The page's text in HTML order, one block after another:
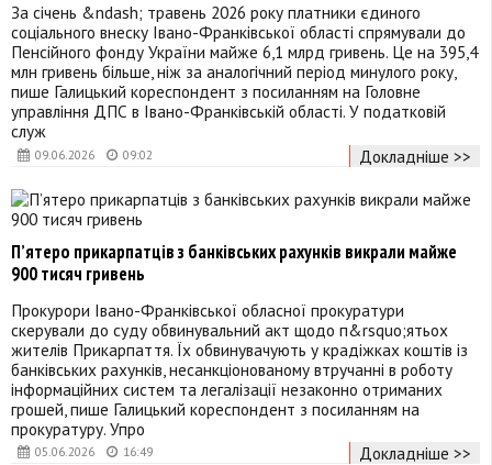
09.06.2026 09:02
За січень &ndash; травень 2026 року платники єдиного
соціального внеску Івано-Франківської області спрямували до
Пенсійного фонду України майже 6,1 млрд гривень. Це на 395,4
млн гривень більше, ніж за аналогічний період минулого року,
пише Галицький кореспондент з посиланням на Головне
управління ДПС в Івано-Франківській області. У податковій
служ
Докладніше >>
05.06.2026 16:49
П’ятеро прикарпатців з банківських рахунків викрали майже
900 тисяч гривень
Прокурори Івано-Франківської обласної прокуратури
скерували до суду обвинувальний акт щодо п&rsquo;ятьох
жителів Прикарпаття. Їх обвинувачують у крадіжках коштів із
банківських рахунків, несанкціонованому втручанні в роботу
інформаційних систем та легалізації незаконно отриманих
грошей, пише Галицький кореспондент з посиланням на
прокуратуру. Упро
Докладніше >>